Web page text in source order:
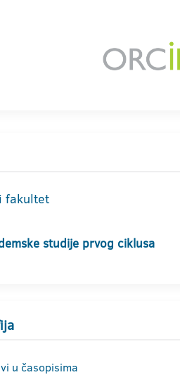
fakultet
studije prvog ciklusa
u časopisima